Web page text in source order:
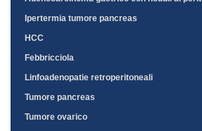
Ipertermia tumore pancreas
HCC
Febbricciola
Linfoadenopatie retroperitoneali
Tumore pancreas
Tumore ovarico